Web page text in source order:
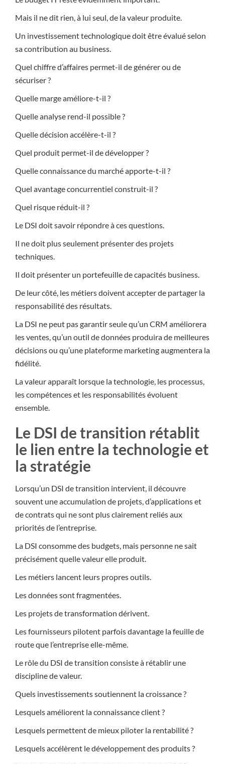
Mais il ne dit rien, à lui seul, de la valeur produite.
Un investissement technologique doit être évalué selon
sa contribution au business.
Quel chiffre d’affaires permet-il de générer ou de
sécuriser ?
Quelle marge améliore-t-il ?
Quelle analyse rend-il possible ?
Quelle décision accélère-t-il ?
Quel produit permet-il de développer ?
Quelle connaissance du marché apporte-t-il ?
Quel avantage concurrentiel construit-il ?
Quel risque réduit-il ?
Le DSI doit savoir répondre à ces questions.
Il ne doit plus seulement présenter des projets
techniques.
Il doit présenter un portefeuille de capacités business.
De leur côté, les métiers doivent accepter de partager la
responsabilité des résultats.
La DSI ne peut pas garantir seule qu’un CRM améliorera
les ventes, qu’un outil de données produira de meilleures
décisions ou qu’une plateforme marketing augmentera la
fidélité.
La valeur apparaît lorsque la technologie, les processus,
les compétences et les responsabilités évoluent
ensemble.
Le DSI de transition rétablit
le lien entre la technologie et
la stratégie
Lorsqu’un DSI de transition intervient, il découvre
souvent une accumulation de projets, d’applications et
de contrats qui ne sont plus clairement reliés aux
priorités de l’entreprise.
La DSI consomme des budgets, mais personne ne sait
précisément quelle valeur elle produit.
Les métiers lancent leurs propres outils.
Les données sont fragmentées.
Les projets de transformation dérivent.
Les fournisseurs pilotent parfois davantage la feuille de
route que l’entreprise elle-même.
Le rôle du DSI de transition consiste à rétablir une
discipline de valeur.
Quels investissements soutiennent la croissance ?
Lesquels améliorent la connaissance client ?
Lesquels permettent de mieux piloter la rentabilité ?
Lesquels accélèrent le développement des produits ?